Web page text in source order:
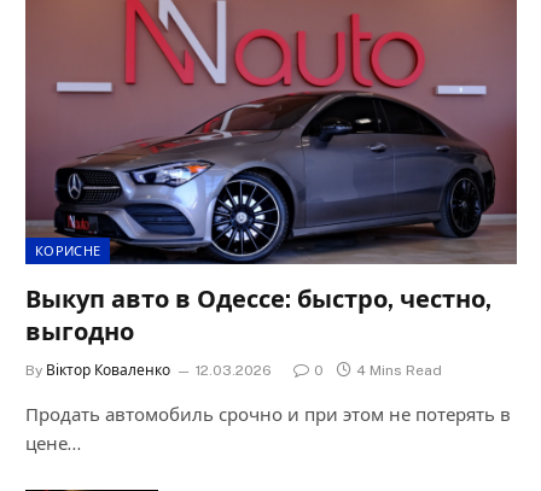
КОРИСНЕ
Выкуп авто в Одессе: быстро, честно,
выгодно
By Віктор Коваленко 12.03.2026 0 4 Mins Read
Продать автомобиль срочно и при этом не потерять в
цене…